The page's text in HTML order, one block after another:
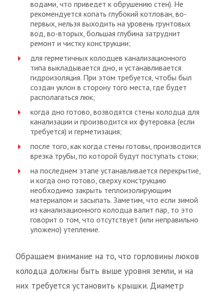
водами, что приведет к обрушению стен). Не
рекомендуется копать глубокий котлован, во-
первых, нельзя выходить на уровень грунтовых
вод, во-вторых, большая глубина затруднит
ремонт и чистку конструкции;
для герметичных колодцев канализационного
типа выкладывается дно, и устанавливается
гидроизоляция. При этом требуется, чтобы был
создан уклон в сторону того места, где будет
располагаться люк;
когда дно готово, возводятся стены колодца для
канализации и производится их футеровка (если
требуется) и герметизация;
после того, как когда стены готовы, производится
врезка трубы, по которой будут поступать стоки;
на последнем этапе устанавливается перекрытие,
и когда оно готово, сверху конструкцию
необходимо закрыть теплоизолирующим
материалом и засыпать. Заметим, что если зимой
из канализационного колодца валит пар, то это
говорит о том, что отсутствует (или неправильно
уложено) утепление.
Обращаем внимание на то, что горловины люков
колодца должны быть выше уровня земли, и на
них требуется установить крышки. Диаметр